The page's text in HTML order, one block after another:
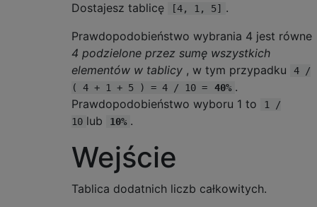
Dostajesz tablicę [4, 1, 5]
.
Prawdopodobieństwo wybrania 4 jest równe
4 podzielone przez sumę wszystkich
elementów w tablicy , w tym przypadku
4 /
( 4 + 1 + 5 ) = 4 / 10 =
40% .
Prawdopodobieństwo wyboru 1 to
1 /
10 lub 10% .
Wejście
Tablica dodatnich liczb całkowitych.